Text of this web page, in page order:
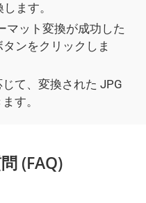
ます。
マット変換が成功した
ンをクリックしま
て、変換された JPG
す。
(FAQ)